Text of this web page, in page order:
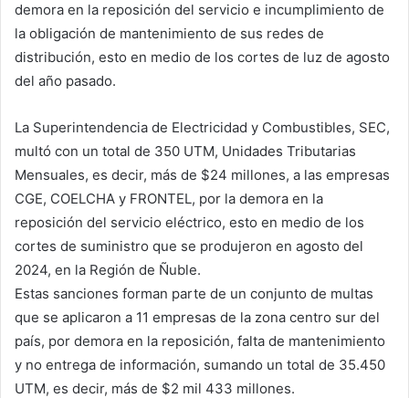
demora en la reposición del servicio e incumplimiento de
la obligación de mantenimiento de sus redes de
distribución, esto en medio de los cortes de luz de agosto
del año pasado.
La Superintendencia de Electricidad y Combustibles, SEC,
multó con un total de 350 UTM, Unidades Tributarias
Mensuales, es decir, más de $24 millones, a las empresas
CGE, COELCHA y FRONTEL, por la demora en la
reposición del servicio eléctrico, esto en medio de los
cortes de suministro que se produjeron en agosto del
2024, en la Región de Ñuble.
Estas sanciones forman parte de un conjunto de multas
que se aplicaron a 11 empresas de la zona centro sur del
país, por demora en la reposición, falta de mantenimiento
y no entrega de información, sumando un total de 35.450
UTM, es decir, más de $2 mil 433 millones.